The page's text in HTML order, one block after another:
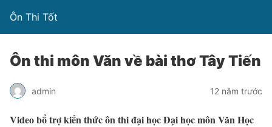
Ôn Thi Tốt
Ôn thi môn Văn về bài thơ Tây Tiến
admin 12 năm trước
Video bổ trợ kiến thức ôn thi đại học Đại học môn Văn Học